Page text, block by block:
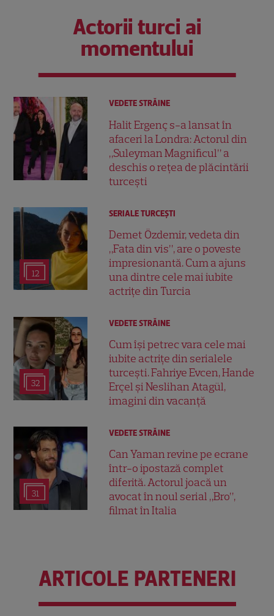
Actorii turci ai
momentului
VEDETE STRĂINE
Halit Ergenç s-a lansat în
afaceri la Londra: Actorul din
„Suleyman Magnificul” a
deschis o rețea de plăcintării
turcești
12
SERIALE TURCEŞTI
Demet Özdemir, vedeta din
„Fata din vis”, are o poveste
impresionantă. Cum a ajuns
una dintre cele mai iubite
actrițe din Turcia
32
VEDETE STRĂINE
Cum își petrec vara cele mai
iubite actrițe din serialele
turcești. Fahriye Evcen, Hande
Erçel și Neslihan Atagül,
imagini din vacanță
31
VEDETE STRĂINE
Can Yaman revine pe ecrane
într-o ipostază complet
diferită. Actorul joacă un
avocat în noul serial „Bro”,
filmat în Italia
ARTICOLE PARTENERI